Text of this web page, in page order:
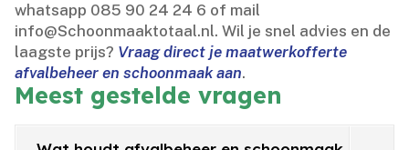
whatsapp 085 90 24 24 6 of mail
info@Schoonmaaktotaal.​nl.​ Wil je snel advies en de
laagste prijs? Vraag direct je maatwerkofferte
afvalbeheer en schoonmaak aan.​
Meest gestelde vragen